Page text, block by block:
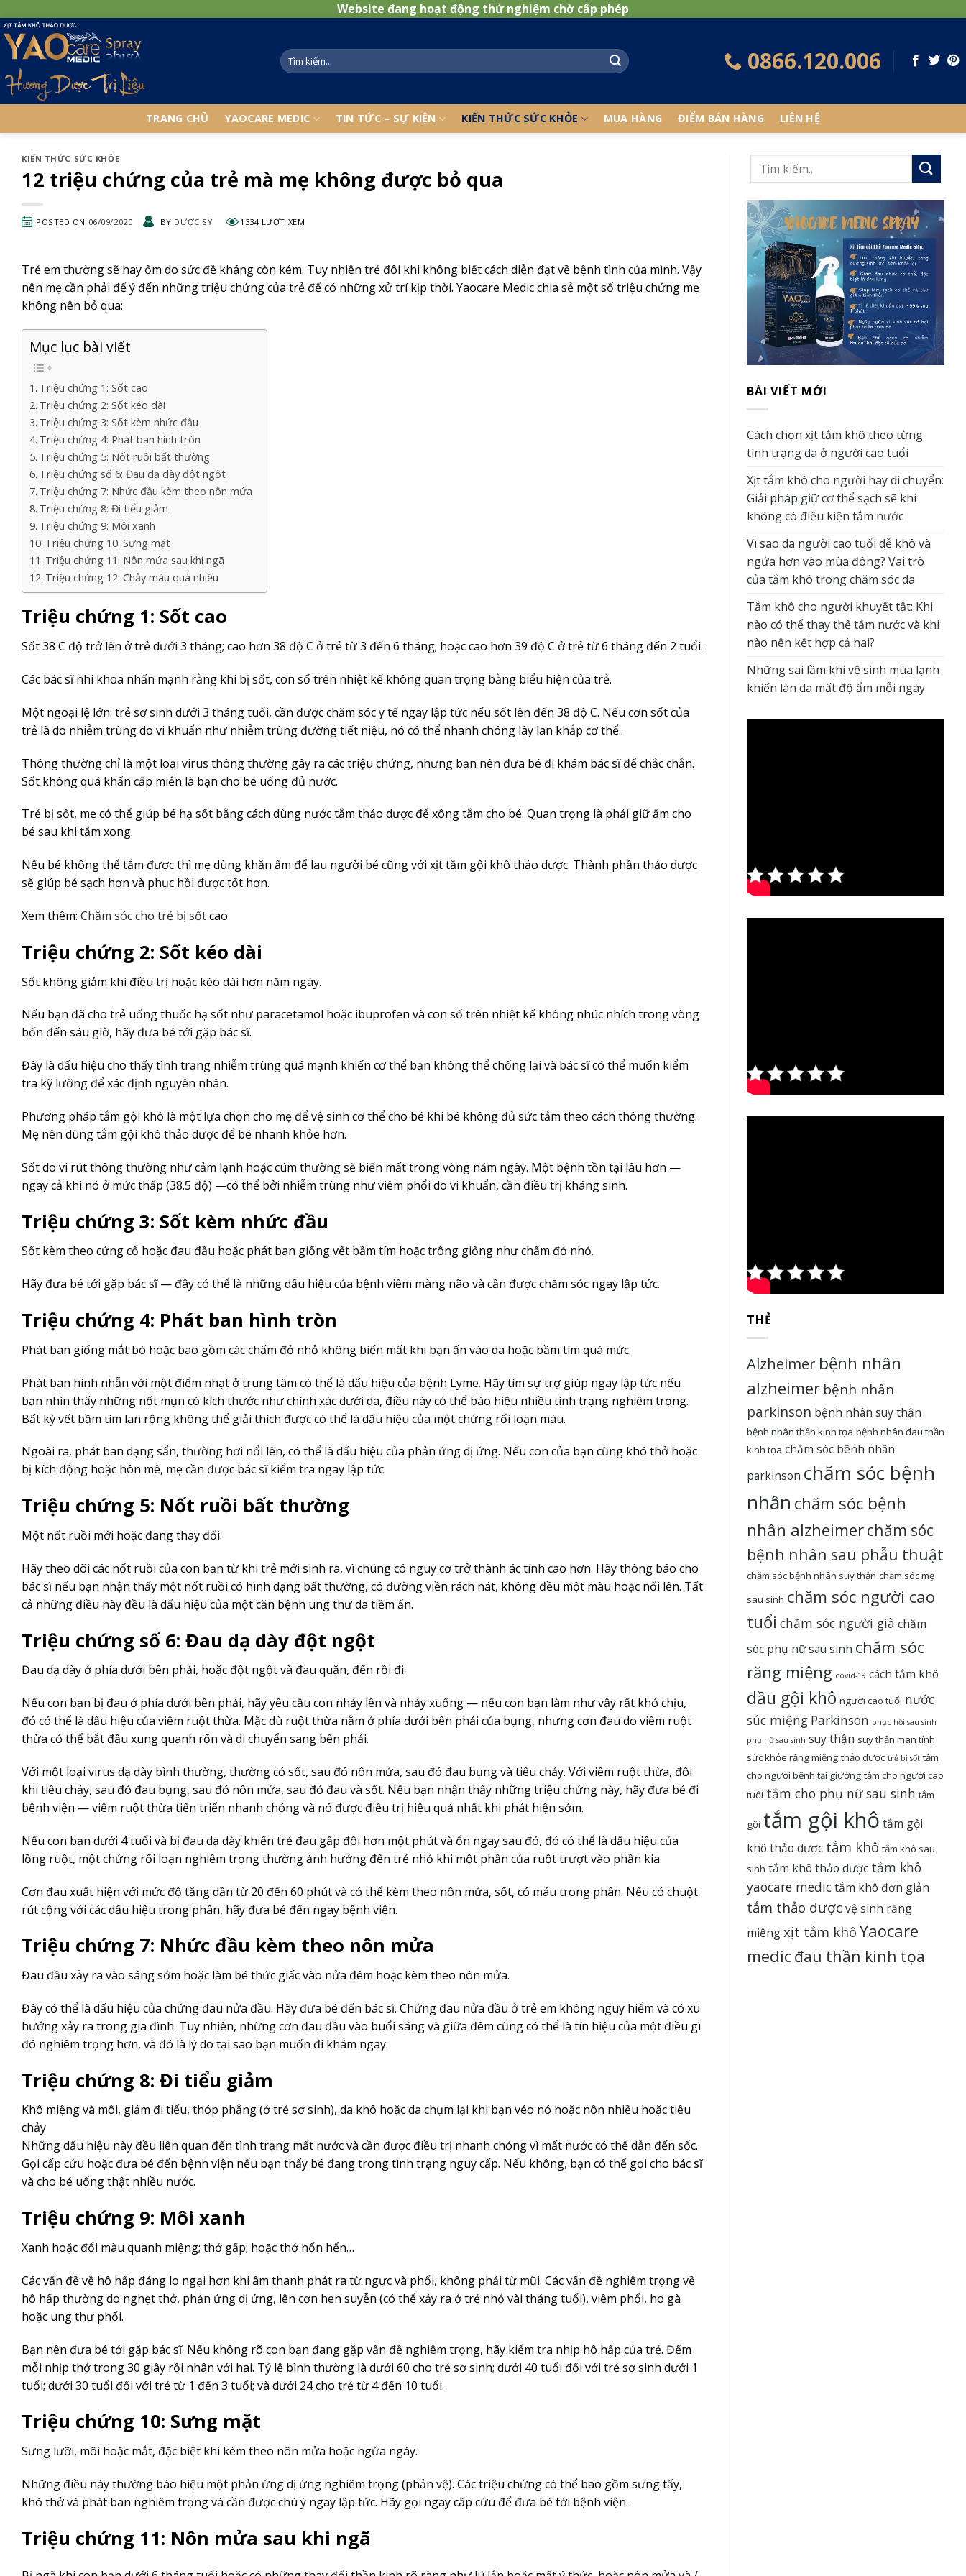
Website đang hoạt động thử nghiệm chờ cấp phép
Skip
to
content
0866.120.006
TRANG CHỦ YAOCARE MEDIC TIN TỨC – SỰ KIỆN KIẾN THỨC SỨC KHỎE MUA HÀNG ĐIỂM BÁN HÀNG LIÊN HỆ
KIẾN THỨC SỨC KHỎE
12 triệu chứng của trẻ mà mẹ không được bỏ qua
POSTED ON 06/09/2020 BY DƯỢC SỸ 1334 LƯỢT XEM
Trẻ em thường sẽ hay ốm do sức đề kháng còn kém. Tuy nhiên trẻ đôi khi không biết cách diễn đạt về bệnh tình của mình. Vậy
nên mẹ cần phải để ý đến những triệu chứng của trẻ để có những xử trí kịp thời. Yaocare Medic chia sẻ một số triệu chứng mẹ
không nên bỏ qua:
Mục lục bài viết
Triệu chứng 1: Sốt cao
Triệu chứng 2: Sốt kéo dài
Triệu chứng 3: Sốt kèm nhức đầu
Triệu chứng 4: Phát ban hình tròn
Triệu chứng 5: Nốt ruồi bất thường
Triệu chứng số 6: Đau dạ dày đột ngột
Triệu chứng 7: Nhức đầu kèm theo nôn mửa
Triệu chứng 8: Đi tiểu giảm
Triệu chứng 9: Môi xanh
Triệu chứng 10: Sưng mặt
Triệu chứng 11: Nôn mửa sau khi ngã
Triệu chứng 12: Chảy máu quá nhiều
Triệu chứng 1: Sốt cao
Sốt 38 C độ trở lên ở trẻ dưới 3 tháng; cao hơn 38 độ C ở trẻ từ 3 đến 6 tháng; hoặc cao hơn 39 độ C ở trẻ từ 6 tháng đến 2 tuổi.
Các bác sĩ nhi khoa nhấn mạnh rằng khi bị sốt, con số trên nhiệt kế không quan trọng bằng biểu hiện của trẻ.
Một ngoại lệ lớn: trẻ sơ sinh dưới 3 tháng tuổi, cần được chăm sóc y tế ngay lập tức nếu sốt lên đến 38 độ C. Nếu cơn sốt của
trẻ là do nhiễm trùng do vi khuẩn như nhiễm trùng đường tiết niệu, nó có thể nhanh chóng lây lan khắp cơ thể..
Thông thường chỉ là một loại virus thông thường gây ra các triệu chứng, nhưng bạn nên đưa bé đi khám bác sĩ để chắc chắn.
Sốt không quá khẩn cấp miễn là bạn cho bé uống đủ nước.
Trẻ bị sốt, mẹ có thể giúp bé hạ sốt bằng cách dùng nước tắm thảo dược để xông tắm cho bé. Quan trọng là phải giữ ấm cho
bé sau khi tắm xong.
Nếu bé không thể tắm được thì mẹ dùng khăn ấm để lau người bé cũng với xịt tắm gội khô thảo dược. Thành phần thảo dược
sẽ giúp bé sạch hơn và phục hồi được tốt hơn.
Xem thêm: Chăm sóc cho trẻ bị sốtcao
Triệu chứng 2: Sốt kéo dài
Sốt không giảm khi điều trị hoặc kéo dài hơn năm ngày.
Nếu bạn đã cho trẻ uống thuốc hạ sốt như paracetamol hoặc ibuprofen và con số trên nhiệt kế không nhúc nhích trong vòng
bốn đến sáu giờ, hãy đưa bé tới gặp bác sĩ.
Đây là dấu hiệu cho thấy tình trạng nhiễm trùng quá mạnh khiến cơ thể bạn không thể chống lại và bác sĩ có thể muốn kiểm
tra kỹ lưỡng để xác định nguyên nhân.
Phương pháp tắm gội khô là một lựa chọn cho mẹ để vệ sinh cơ thể cho bé khi bé không đủ sức tắm theo cách thông thường.
Mẹ nên dùng tắm gội khô thảo dược để bé nhanh khỏe hơn.
Sốt do vi rút thông thường như cảm lạnh hoặc cúm thường sẽ biến mất trong vòng năm ngày. Một bệnh tồn tại lâu hơn —
ngay cả khi nó ở mức thấp (38.5 độ) —có thể bởi nhiễm trùng như viêm phổi do vi khuẩn, cần điều trị kháng sinh.
Triệu chứng 3: Sốt kèm nhức đầu
Sốt kèm theo cứng cổ hoặc đau đầu hoặc phát ban giống vết bầm tím hoặc trông giống như chấm đỏ nhỏ.
Hãy đưa bé tới gặp bác sĩ — đây có thể là những dấu hiệu của bệnh viêm màng não và cần được chăm sóc ngay lập tức.
Triệu chứng 4: Phát ban hình tròn
Phát ban giống mắt bò hoặc bao gồm các chấm đỏ nhỏ không biến mất khi bạn ấn vào da hoặc bầm tím quá mức.
Phát ban hình nhẫn với một điểm nhạt ở trung tâm có thể là dấu hiệu của bệnh Lyme. Hãy tìm sự trợ giúp ngay lập tức nếu
bạn nhìn thấy những nốt mụn có kích thước như chính xác dưới da, điều này có thể báo hiệu nhiều tình trạng nghiêm trọng.
Bất kỳ vết bầm tím lan rộng không thể giải thích được có thể là dấu hiệu của một chứng rối loạn máu.
Ngoài ra, phát ban dạng sẩn, thường hơi nổi lên, có thể là dấu hiệu của phản ứng dị ứng. Nếu con của bạn cũng khó thở hoặc
bị kích động hoặc hôn mê, mẹ cần được bác sĩ kiểm tra ngay lập tức.
Triệu chứng 5: Nốt ruồi bất thường
Một nốt ruồi mới hoặc đang thay đổi.
Hãy theo dõi các nốt ruồi của con bạn từ khi trẻ mới sinh ra, vì chúng có nguy cơ trở thành ác tính cao hơn. Hãy thông báo cho
bác sĩ nếu bạn nhận thấy một nốt ruồi có hình dạng bất thường, có đường viền rách nát, không đều một màu hoặc nổi lên. Tất
cả những điều này đều là dấu hiệu của một căn bệnh ung thư da tiềm ẩn.
Triệu chứng số 6: Đau dạ dày đột ngột
Đau dạ dày ở phía dưới bên phải, hoặc đột ngột và đau quặn, đến rồi đi.
Nếu con bạn bị đau ở phía dưới bên phải, hãy yêu cầu con nhảy lên và nhảy xuống — nếu con bạn làm như vậy rất khó chịu,
đó có thể là dấu hiệu của viêm ruột thừa. Mặc dù ruột thừa nằm ở phía dưới bên phải của bụng, nhưng cơn đau do viêm ruột
thừa có thể bắt đầu xung quanh rốn và di chuyển sang bên phải.
Với một loại virus dạ dày bình thường, thường có sốt, sau đó nôn mửa, sau đó đau bụng và tiêu chảy. Với viêm ruột thừa, đôi
khi tiêu chảy, sau đó đau bụng, sau đó nôn mửa, sau đó đau và sốt. Nếu bạn nhận thấy những triệu chứng này, hãy đưa bé đi
bệnh viện — viêm ruột thừa tiến triển nhanh chóng và nó được điều trị hiệu quả nhất khi phát hiện sớm.
Nếu con bạn dưới 4 tuổi và bị đau dạ dày khiến trẻ đau gấp đôi hơn một phút và ổn ngay sau đó, đó có thể là dấu hiệu của
lồng ruột, một chứng rối loạn nghiêm trọng thường ảnh hưởng đến trẻ nhỏ khi một phần của ruột trượt vào phần kia.
Cơn đau xuất hiện với mức độ tăng dần từ 20 đến 60 phút và có thể kèm theo nôn mửa, sốt, có máu trong phân. Nếu có chuột
rút cộng với các dấu hiệu trong phân, hãy đưa bé đến ngay bệnh viện.
Triệu chứng 7: Nhức đầu kèm theo nôn mửa
Đau đầu xảy ra vào sáng sớm hoặc làm bé thức giấc vào nửa đêm hoặc kèm theo nôn mửa.
Đây có thể là dấu hiệu của chứng đau nửa đầu. Hãy đưa bé đến bác sĩ. Chứng đau nửa đầu ở trẻ em không nguy hiểm và có xu
hướng xảy ra trong gia đình. Tuy nhiên, những cơn đau đầu vào buổi sáng và giữa đêm cũng có thể là tín hiệu của một điều gì
đó nghiêm trọng hơn, và đó là lý do tại sao bạn muốn đi khám ngay.
Triệu chứng 8: Đi tiểu giảm
Khô miệng và môi, giảm đi tiểu, thóp phẳng (ở trẻ sơ sinh), da khô hoặc da chụm lại khi bạn véo nó hoặc nôn nhiều hoặc tiêu
chảy
Những dấu hiệu này đều liên quan đến tình trạng mất nước và cần được điều trị nhanh chóng vì mất nước có thể dẫn đến sốc.
Gọi cấp cứu hoặc đưa bé đến bệnh viện nếu bạn thấy bé đang trong tình trạng nguy cấp. Nếu không, bạn có thể gọi cho bác sĩ
và cho bé uống thật nhiều nước.
Triệu chứng 9: Môi xanh
Xanh hoặc đổi màu quanh miệng; thở gấp; hoặc thở hổn hển…
Các vấn đề về hô hấp đáng lo ngại hơn khi âm thanh phát ra từ ngực và phổi, không phải từ mũi. Các vấn đề nghiêm trọng về
hô hấp thường do nghẹt thở, phản ứng dị ứng, lên cơn hen suyễn (có thể xảy ra ở trẻ nhỏ vài tháng tuổi), viêm phổi, ho gà
hoặc ung thư phổi.
Bạn nên đưa bé tới gặp bác sĩ. Nếu không rõ con bạn đang gặp vấn đề nghiêm trọng, hãy kiểm tra nhịp hô hấp của trẻ. Đếm
mỗi nhịp thở trong 30 giây rồi nhân với hai. Tỷ lệ bình thường là dưới 60 cho trẻ sơ sinh; dưới 40 tuổi đối với trẻ sơ sinh dưới 1
tuổi; dưới 30 tuổi đối với trẻ từ 1 đến 3 tuổi; và dưới 24 cho trẻ từ 4 đến 10 tuổi.
Triệu chứng 10: Sưng mặt
Sưng lưỡi, môi hoặc mắt, đặc biệt khi kèm theo nôn mửa hoặc ngứa ngáy.
Những điều này thường báo hiệu một phản ứng dị ứng nghiêm trọng (phản vệ). Các triệu chứng có thể bao gồm sưng tấy,
khó thở và phát ban nghiêm trọng và cần được chú ý ngay lập tức. Hãy gọi ngay cấp cứu để đưa bé tới bệnh viện.
Triệu chứng 11: Nôn mửa sau khi ngã
BÀI VIẾT MỚI
Cách chọn xịt tắm khô theo từng
tình trạng da ở người cao tuổi
Xịt tắm khô cho người hay di chuyển:
Giải pháp giữ cơ thể sạch sẽ khi
không có điều kiện tắm nước
Vì sao da người cao tuổi dễ khô và
ngứa hơn vào mùa đông? Vai trò
của tắm khô trong chăm sóc da
Tắm khô cho người khuyết tật: Khi
nào có thể thay thế tắm nước và khi
nào nên kết hợp cả hai?
Những sai lầm khi vệ sinh mùa lạnh
khiến làn da mất độ ẩm mỗi ngày
THẺ
Alzheimer bệnh nhân
alzheimer bệnh nhân
parkinson bệnh nhân suy thận
bệnh nhân thần kinh tọa bệnh nhân đau thần
kinh tọa chăm sóc bênh nhân
parkinson chăm sóc bệnh
nhân chăm sóc bệnh
nhân alzheimerchăm sóc
bệnh nhân sau phẫu thuật
chăm sóc bệnh nhân suy thận chăm sóc mẹ
sau sinh chăm sóc người cao
tuổi chăm sóc người già chăm
sóc phụ nữ sau sinh chăm sóc
răng miệng covid-19 cách tắm khô
dầu gội khô người cao tuổi nước
súc miệng Parkinson phục hồi sau sinh
phụ nữ sau sinh suy thận suy thận mãn tính
sức khỏe răng miệng thảo dược trẻ bị sốt tắm
cho người bệnh tại giường tắm cho người cao
tuổi tắm cho phụ nữ sau sinh tắm
gội tắm gội khô tắm gội
khô thảo dược tắm khô tắm khô sau
sinh tắm khô thảo dược tắm khô
yaocare medictắm khô đơn giản
tắm thảo dược vệ sinh răng
miệngxịt tắm khôYaocare
medicđau thần kinh tọa